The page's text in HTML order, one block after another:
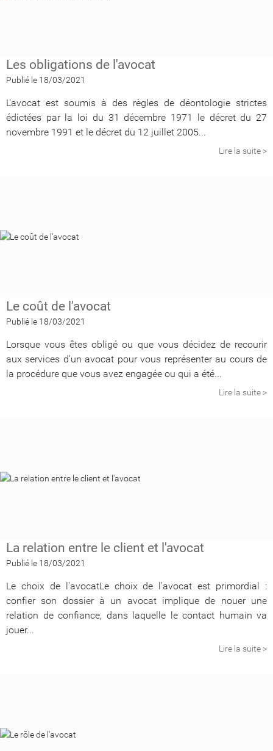
Les obligations de l'avocat
Publié le 18/03/2021
L'avocat est soumis à des règles de déontologie strictes
édictées par la loi du 31 décembre 1971 le décret du 27
novembre 1991 et le décret du 12 juillet 2005...
Lire la suite >
Le coût de l'avocat
Publié le 18/03/2021
Lorsque vous êtes obligé ou que vous décidez de recourir
aux services d'un avocat pour vous représenter au cours de
la procédure que vous avez engagée ou qui a été...
Lire la suite >
La relation entre le client et l'avocat
Publié le 18/03/2021
Le choix de l'avocatLe choix de l'avocat est primordial :
confier son dossier à un avocat implique de nouer une
relation de confiance, dans laquelle le contact humain va
jouer...
Lire la suite >